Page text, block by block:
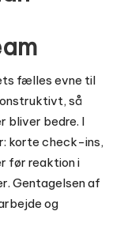
fælles evne til
så
bliver bedre. I
korte check-ins,
før reaktion i
Gentagelsen af
og